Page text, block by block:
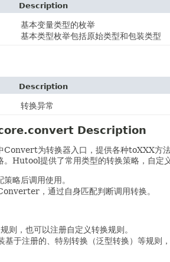
Description
基本变量类型的枚举
基本类型枚举包括原始类型和包装类型
Description
转换异常
Description
Convert为转换器入口，提供各种toXXX方
Hutool提供了常用类型的转换策略，自定
略后调用使用。
，通过自身匹配判断调用转换。
则，也可以注册自定义转换规则。
基于注册的、特别转换（泛型转换）等规则